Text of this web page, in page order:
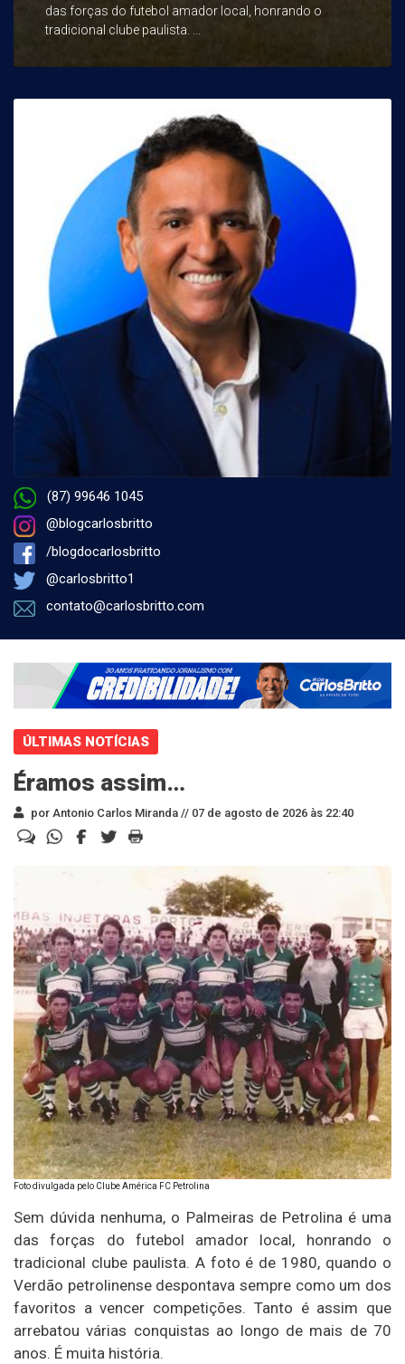
das forças do futebol amador local, honrando o
tradicional clube paulista. ...
(87) 99646 1045
@blogcarlosbritto
/blogdocarlosbritto
@carlosbritto1
contato@carlosbritto.com
ÚLTIMAS NOTÍCIAS
Éramos assim…
por Antonio Carlos Miranda // 07 de agosto de 2026 às 22:40
Foto divulgada pelo Clube América FC Petrolina
Sem dúvida nenhuma, o Palmeiras de Petrolina é uma
das forças do futebol amador local, honrando o
tradicional clube paulista. A foto é de 1980, quando o
Verdão petrolinense despontava sempre como um dos
favoritos a vencer competições. Tanto é assim que
arrebatou várias conquistas ao longo de mais de 70
anos. É muita história.